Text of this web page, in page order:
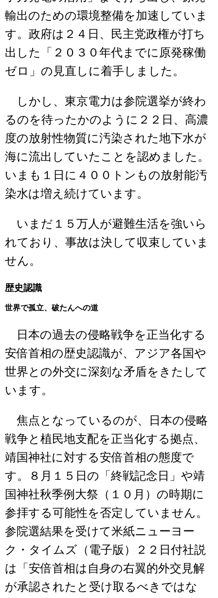
輸出のための環境整備を加速していま
す。政府は２４日、民主党政権が打ち
出した「２０３０年代までに原発稼働
ゼロ」の見直しに着手しました。
しかし、東京電力は参院選挙が終わ
るのを待ったかのように２２日、高濃
度の放射性物質に汚染された地下水が
海に流出していたことを認めました。
いまも１日に４００トンもの放射能汚
染水は増え続けています。
いまだ１５万人が避難生活を強いら
れており、事故は決して収束していま
せん。
歴史認識
世界で孤立、破たんへの道
日本の過去の侵略戦争を正当化する
安倍首相の歴史認識が、アジア各国や
世界との外交に深刻な矛盾をきたして
います。
焦点となっているのが、日本の侵略
戦争と植民地支配を正当化する拠点、
靖国神社に対する安倍首相の態度で
す。８月１５日の「終戦記念日」や靖
国神社秋季例大祭（１０月）の時期に
参拝する可能性を否定していません。
参院選結果を受けて米紙ニューヨー
ク・タイムズ（電子版）２２日付社説
は「安倍首相は自身の右翼的外交見解
が承認されたと受け取るべきではな